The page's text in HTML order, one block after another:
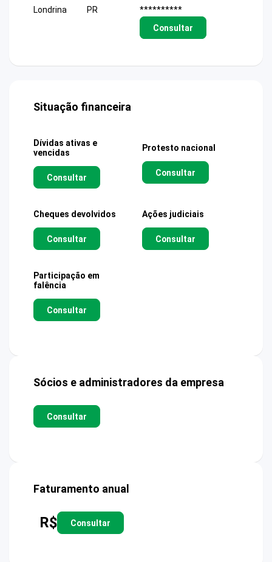
Londrina
PR
**********
Consultar
Situação financeira
Dívidas ativas e
vencidas
Consultar
Protesto nacional
Consultar
Cheques devolvidos
Consultar
Ações judiciais
Consultar
Participação em
falência
Consultar
Sócios e administradores da empresa
Consultar
Faturamento anual
R$ Consultar